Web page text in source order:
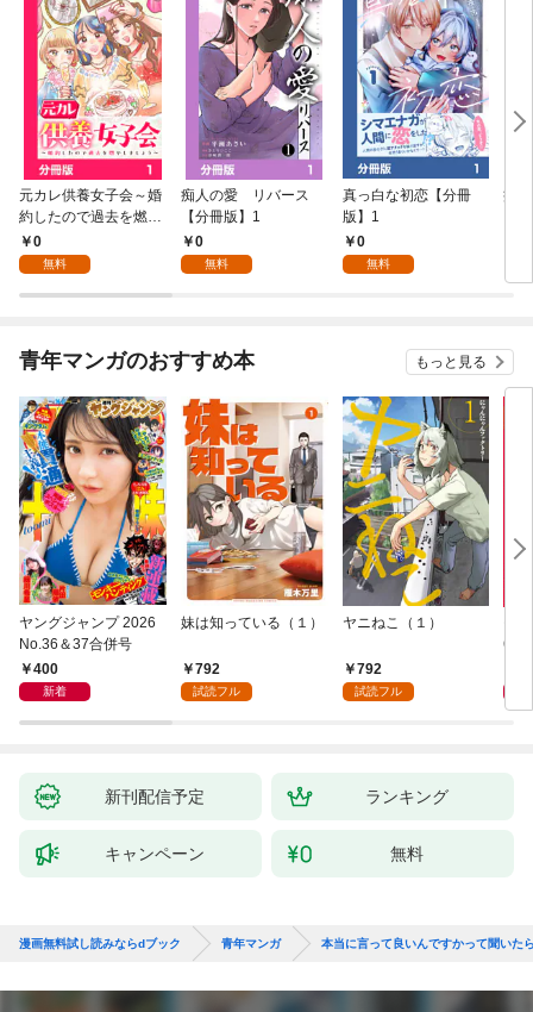
元カレ供養女子会～婚
約したので過去を燃や
しましょう～【分冊
版】1
0
無料
痴人の愛 リバース
【分冊版】1
0
無料
真っ白な初恋【分冊
版】1
0
無料
痴
青年マンガのおすすめ本 もっと見る
ヤングジャンプ 2026
No.36＆37合併号
400
新着
妹は知っている（１）
792
試読フル
ヤニねこ（１）
792
試読フル
6・
新刊配信予定 ランキング
キャンペーン 無料
漫画無料試し読みならdブック 青年マンガ 本当に言って良いんですかって聞いた